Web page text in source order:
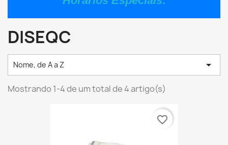
DISEQC
Nome, de A a Z 
Mostrando 1-4 de um total de 4 artigo(s)
favorite_border